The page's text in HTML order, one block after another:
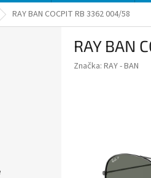
RAY BAN COCPIT RB 3362 004/58
RAY BAN
Značka: RAY - BAN